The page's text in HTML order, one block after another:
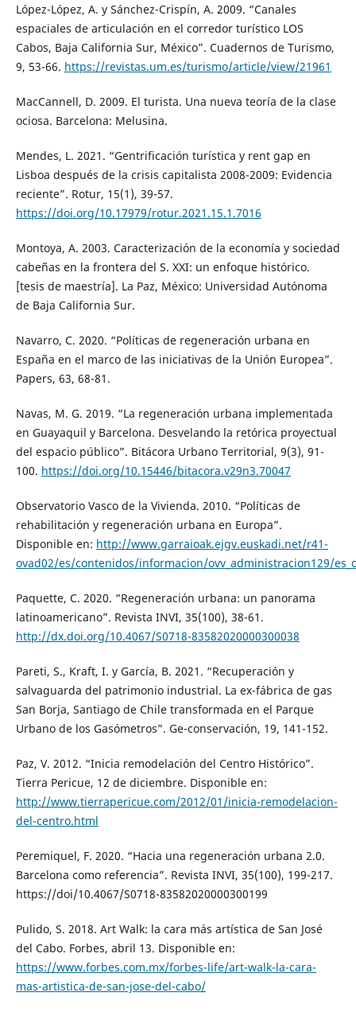
López-López, A. y Sánchez-Crispín, A. 2009. “Canales
espaciales de articulación en el corredor turístico LOS
Cabos, Baja California Sur, México”. Cuadernos de Turismo,
9, 53-66. https://revistas.um.es/turismo/article/view/21961
MacCannell, D. 2009. El turista. Una nueva teoría de la clase
ociosa. Barcelona: Melusina.
Mendes, L. 2021. “Gentrificación turística y rent gap en
Lisboa después de la crisis capitalista 2008-2009: Evidencia
reciente”. Rotur, 15(1), 39-57.
https://doi.org/10.17979/rotur.2021.15.1.7016
Montoya, A. 2003. Caracterización de la economía y sociedad
cabeñas en la frontera del S. XXI: un enfoque histórico.
[tesis de maestría]. La Paz, México: Universidad Autónoma
de Baja California Sur.
Navarro, C. 2020. “Políticas de regeneración urbana en
España en el marco de las iniciativas de la Unión Europea”.
Papers, 63, 68-81.
Navas, M. G. 2019. “La regeneración urbana implementada
en Guayaquil y Barcelona. Desvelando la retórica proyectual
del espacio público”. Bitácora Urbano Territorial, 9(3), 91-
100. https://doi.org/10.15446/bitacora.v29n3.70047
Observatorio Vasco de la Vivienda. 2010. “Políticas de
rehabilitación y regeneración urbana en Europa”.
Disponible en: http://www.garraioak.ejgv.euskadi.net/r41-
ovad02/es/contenidos/informacion/ovv_administracion129/
Paquette, C. 2020. “Regeneración urbana: un panorama
latinoamericano”. Revista INVI, 35(100), 38-61.
http://dx.doi.org/10.4067/S0718-83582020000300038
Pareti, S., Kraft, I. y García, B. 2021. “Recuperación y
salvaguarda del patrimonio industrial. La ex-fábrica de gas
San Borja, Santiago de Chile transformada en el Parque
Urbano de los Gasómetros”. Ge-conservación, 19, 141-152.
Paz, V. 2012. “Inicia remodelación del Centro Histórico”.
Tierra Pericue, 12 de diciembre. Disponible en:
http://www.tierrapericue.com/2012/01/inicia-remodelacion-
del-centro.html
Peremiquel, F. 2020. “Hacia una regeneración urbana 2.0.
Barcelona como referencia”. Revista INVI, 35(100), 199-217.
https://doi/10.4067/S0718-83582020000300199
Pulido, S. 2018. Art Walk: la cara más artística de San José
del Cabo. Forbes, abril 13. Disponible en:
https://www.forbes.com.mx/forbes-life/art-walk-la-cara-
mas-artistica-de-san-jose-del-cabo/